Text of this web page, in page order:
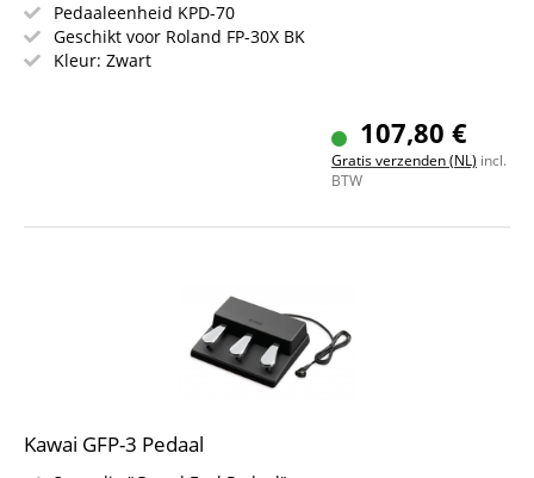
Pedaaleenheid KPD-70
Geschikt voor Roland FP-30X BK
Kleur: Zwart
107,80 €
Gratis verzenden (NL) incl.
BTW
Kawai GFP-3 Pedaal